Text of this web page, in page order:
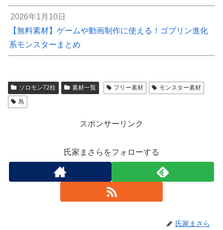
2026年1月10日
【無料素材】ゲームや動画制作に使える！ゴブリン進化
系モンスターまとめ
ソロモン72柱 素材一覧 フリー素材
モンスター素材
鳥
スポンサーリンク
氏家まさらをフォローする
氏家まさら